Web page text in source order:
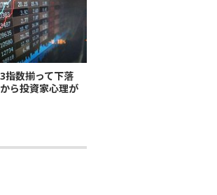
3指数揃って下落
ら投資家心理が